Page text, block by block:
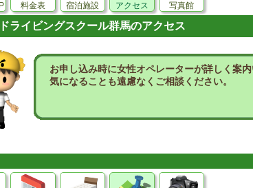
料金表 宿泊施設 アクセス 写真館
ドライビングスクール群馬のアクセス
お申し込み時に女性オペレーターが詳しく案内
気になることも遠慮なくご相談ください。